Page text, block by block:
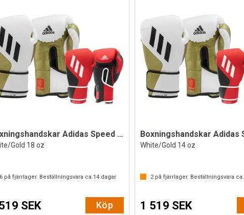
Boxningshandskar Adidas Speed Tilt 350V
Gold 18 oz
6på fjärrlager. Beställningsvara ca.14dagar
SEK Köp
White/Gold 14 oz
2på fjärrlager. Beställningsvara ca.
1 519 SEK